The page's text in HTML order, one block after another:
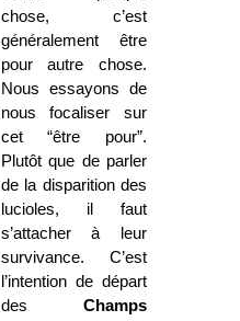
chose, c’est
généralement être
pour autre chose.
Nous essayons de
nous focaliser sur
cet “être pour”.
Plutôt que de parler
de la disparition des
lucioles, il faut
s’attacher à leur
survivance. C’est
l’intention de départ
des Champs